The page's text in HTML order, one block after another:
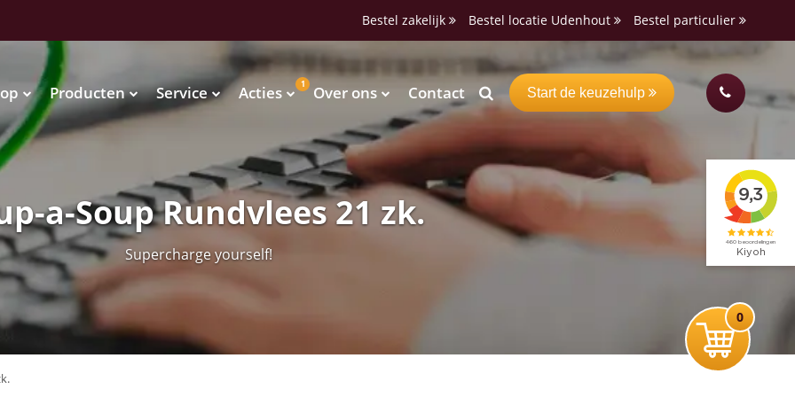
Bestel zakelijk Bestel locatie Udenhout Bestel particulier
1
Waterkoelers Vendingmachines
Vendingmachines
Producten Service Acties Over ons Contact Start de keuzehulp
a-Soup Rundvlees 21 zk.
Supercharge yourself!
0